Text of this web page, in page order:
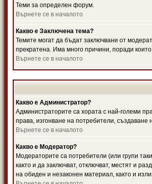
Теми за определен форум.
Върнете се в началото
Какво е Заключена тема?
Темите могат да бъдат заключвани от
прекратена. Има много причини, поради
Върнете се в началото
Какво е Администратор?
Администраторите са хората с най-големи
права, изгонване на потребители,
Върнете се в началото
Какво е Модератор?
Модераторите са потребители (или групи
както и да заключват, отключват, местят и
на обиден и незаконен материал, както и